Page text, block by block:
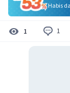
Habis
1 1